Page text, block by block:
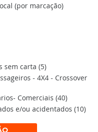
(por marcação)
sem carta (5)
- 4X4 - Crossover
Comerciais (40)
e/ou acidentados (10)